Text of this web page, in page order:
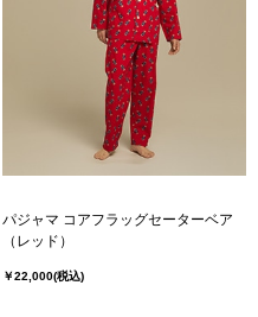
パジャマ コアフラッグセーターベア
（レッド）
￥22,000(税込)